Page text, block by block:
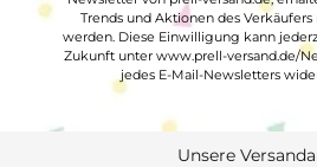
Trends und Aktionen des
werden. Diese Einwilligung kann
Zukunft unter www.prell-versand.de/
jedes E-Mail-Newsletters
Unsere